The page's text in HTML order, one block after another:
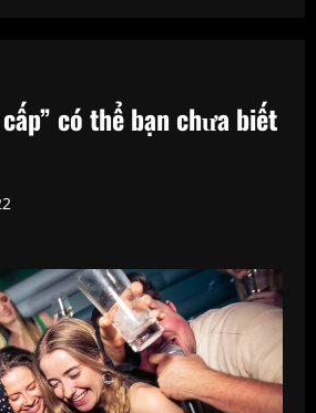
có thể bạn chưa biết